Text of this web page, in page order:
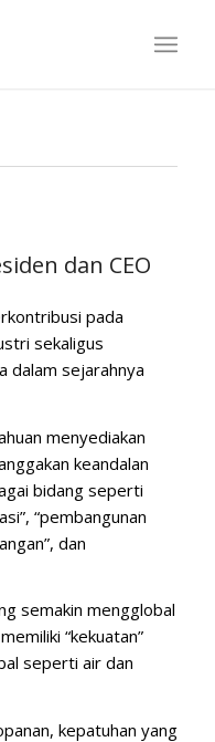
dan CEO
pada
sekaligus
dalam sejarahnya
menyediakan
keandalan
bidang seperti
“pembangunan
dan
semakin mengglobal
“kekuatan”
seperti air dan
kepatuhan yang